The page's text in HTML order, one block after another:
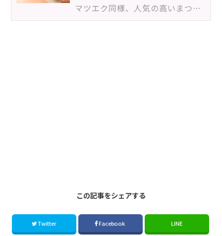
マツエク同様、人気の高いまつげパーマ。マツエクサロンの中には、メニューのひとつとして導入していると…
この記事をシェアする
Twitter Facebook LINE